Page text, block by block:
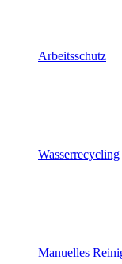
Arbeitsschutz
Wasserrecycling
Manuelles